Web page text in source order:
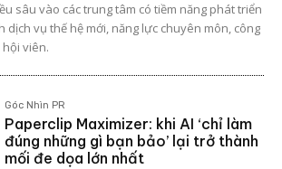
sâu vào các trung tâm có tiềm năng phát triển
dịch vụ thế hệ mới, năng lực chuyên môn, công
viên.
Góc Nhìn PR
Paperclip Maximizer: khi AI ‘chỉ làm
đúng những gì bạn bảo’ lại trở thành
mối đe dọa lớn nhất